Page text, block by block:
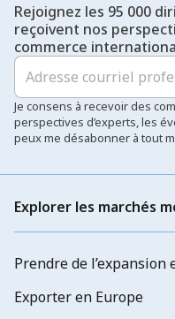
Rejoignez les 95 000
reçoivent nos
commerce
Je consens à recevoir des
perspectives d’experts, les
peux me désabonner à tout
Explorer les marchés
Prendre de l’expansion
Exporter en Europe